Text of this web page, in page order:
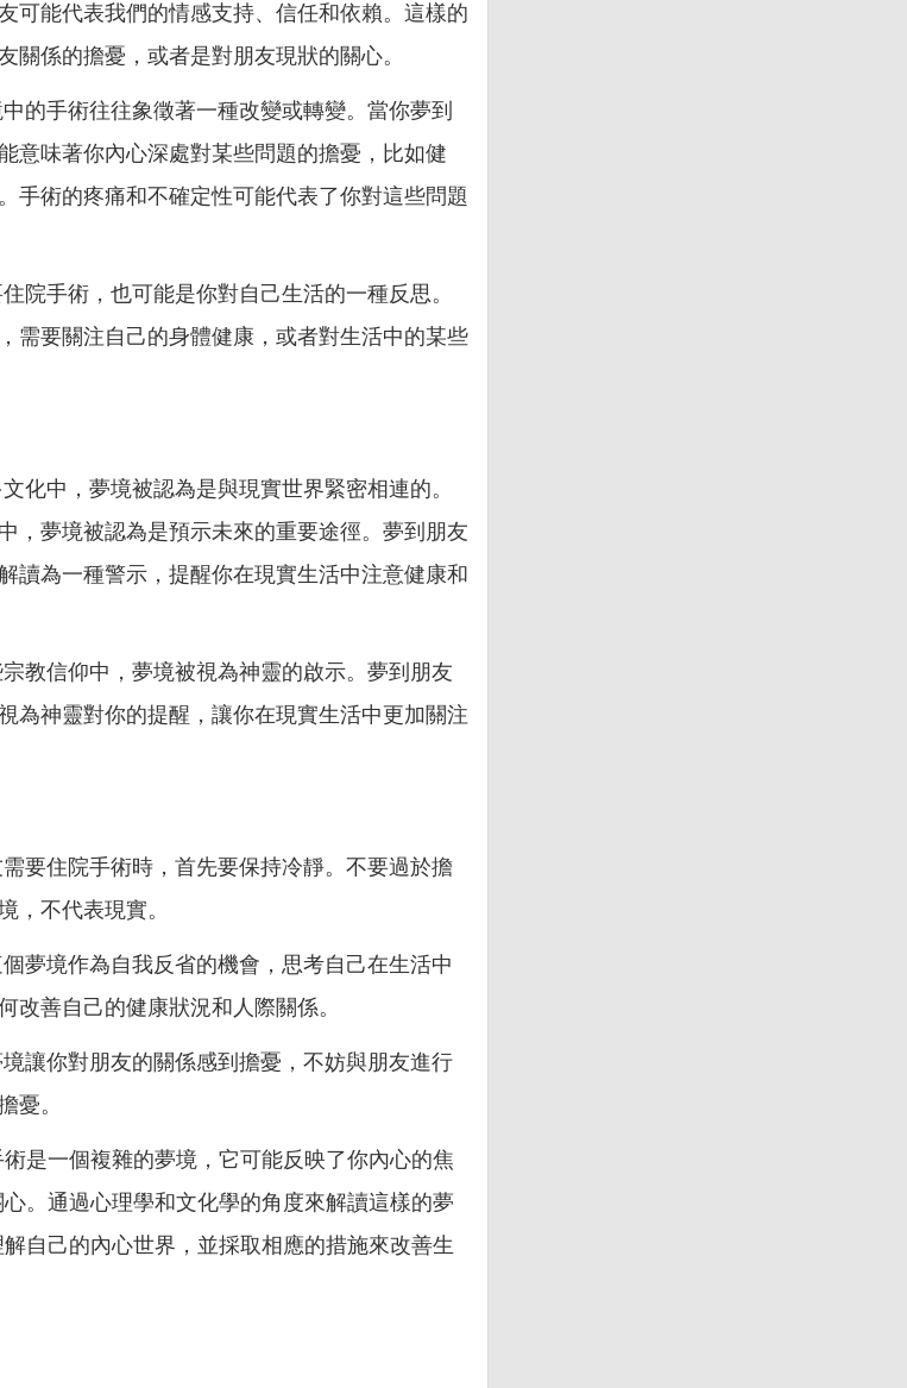
可能代表我們的情感支持、信任和依賴。這樣的
關係的擔憂，或者是對朋友現狀的關心。
的手術往往象徵著一種改變或轉變。當你夢到
意味著你內心深處對某些問題的擔憂，比如健
手術的疼痛和不確定性可能代表了你對這些問題
院手術，也可能是你對自己生活的一種反思。
需要關注自己的身體健康，或者對生活中的某些
化中，夢境被認為是與現實世界緊密相連的。
，夢境被認為是預示未來的重要途徑。夢到朋友
讀為一種警示，提醒你在現實生活中注意健康和
教信仰中，夢境被視為神靈的啟示。夢到朋友
為神靈對你的提醒，讓你在現實生活中更加關注
要住院手術時，首先要保持冷靜。不要過於擔
，不代表現實。
夢境作為自我反省的機會，思考自己在生活中
改善自己的健康狀況和人際關係。
讓你對朋友的關係感到擔憂，不妨與朋友進行
憂。
是一個複雜的夢境，它可能反映了你內心的焦
。通過心理學和文化學的角度來解讀這樣的夢
自己的內心世界，並採取相應的措施來改善生